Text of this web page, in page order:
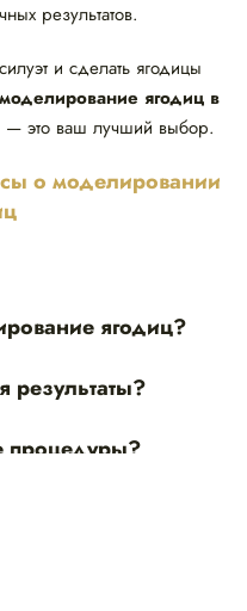
результатов.
и сделать ягодицы
моделирование ягодиц в
— это ваш лучший выбор.
о моделировании
ягодиц?
результаты?
процедуры?